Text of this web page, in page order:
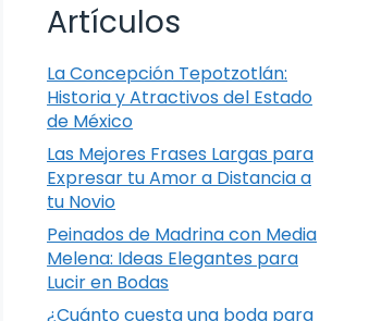
Artículos
La Concepción Tepotzotlán:
Historia y Atractivos del Estado
de México
Las Mejores Frases Largas para
Expresar tu Amor a Distancia a
tu Novio
Peinados de Madrina con Media
Melena: Ideas Elegantes para
Lucir en Bodas
¿Cuánto cuesta una boda para